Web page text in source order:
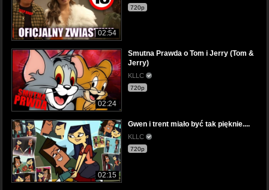
02:54
720p
02:24
Smutna Prawda o Tom i Jerry (Tom &
Jerry)
KLLC
720p
02:15
Gwen i trent miało być tak pięknie....
KLLC
720p